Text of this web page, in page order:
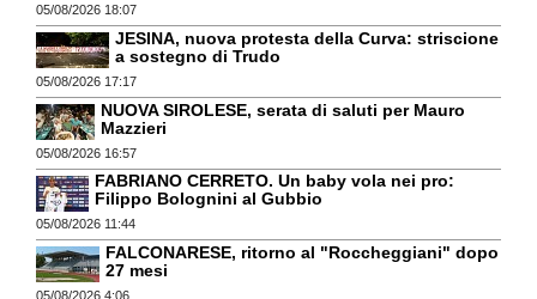
05/08/2026 18:07
JESINA, nuova protesta della Curva: striscione
a sostegno di Trudo
05/08/2026 17:17
NUOVA SIROLESE, serata di saluti per Mauro
Mazzieri
05/08/2026 16:57
FABRIANO CERRETO. Un baby vola nei pro:
Filippo Bolognini al Gubbio
05/08/2026 11:44
FALCONARESE, ritorno al "Roccheggiani" dopo
27 mesi
05/08/2026 4:06